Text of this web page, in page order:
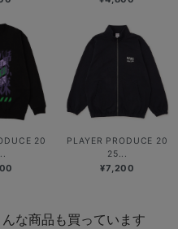
20
PLAYER PRODUCE 20
25...
¥7,200
な商品も買っています